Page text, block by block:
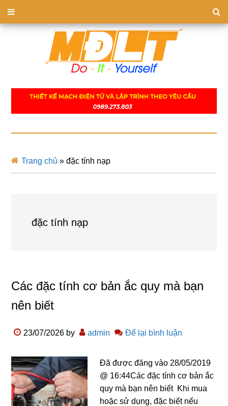
Trang chủ »đặc tính nạp
đặc tính nạp
Các đặc tính cơ bản ắc quy mà bạn
nên biết
23/07/2026 by admin Để lại bình luận
Đã được đăng vào 28/05/2019
@ 16:44Các đặc tính cơ bản ắc
quy mà bạn nên biết Khi mua
hoặc sử dụng, đặc biết nếu